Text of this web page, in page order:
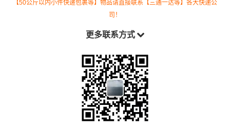
【50公斤以内小件快递包裹等】物品请直接联系【三通一达等】各大快递公
司！
更多联系方式